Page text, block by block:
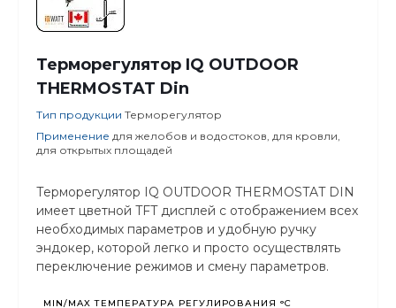
Терморегулятор IQ OUTDOOR
THERMOSTAT Din
Тип продукции Терморегулятор
Применение для желобов и водостоков, для кровли,
для открытых площадей
Терморегулятор IQ OUTDOOR THERMOSTAT DIN
имеет цветной TFT дисплей с отображением всех
необходимых параметров и удобную ручку
эндокер, которой легко и просто осуществлять
переключение режимов и смену параметров.
MIN/MAX ТЕМПЕРАТУРА РЕГУЛИРОВАНИЯ °С